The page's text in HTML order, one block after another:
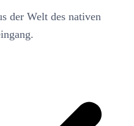
der Welt des nativen